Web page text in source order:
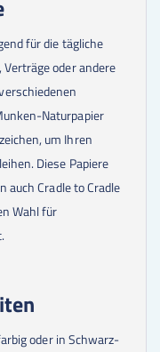
für die tägliche
oder andere
Naturpapier
um Ihren
Diese Papiere
Cradle to Cradle
Wahl für
oder in Schwarz-